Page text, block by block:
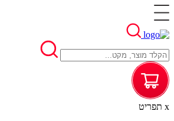
x תפריט